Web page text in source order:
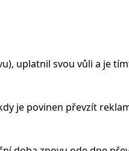
uplatnil svou vůli a je
je povinen převzít